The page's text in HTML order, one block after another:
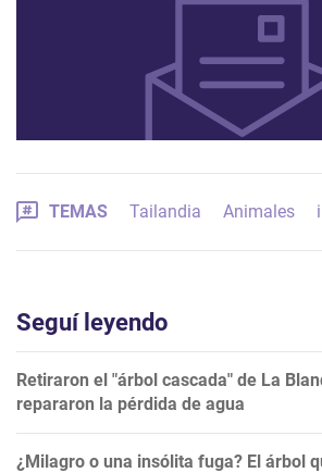
TEMAS Tailandia Animales
Seguí leyendo
Retiraron el "árbol cascada" de La
repararon la pérdida de agua
¿Milagro o una insólita fuga? El árbol